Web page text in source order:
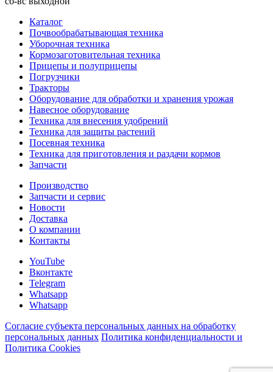
Каталог
Почвообрабатывающая техника
Уборочная техника
Кормозаготовительная техника
Прицепы и полуприцепы
Погрузчики
Тракторы
Оборудование для обработки и хранения урожая
Навесное оборудование
Техника для внесения удобрений
Техника для защиты растений
Посевная техника
Техника для приготовления и раздачи кормов
Запчасти
Производство
Запчасти и сервис
Новости
Доставка
О компании
Контакты
YouTube
Вконтакте
Telegram
Whatsapp
Whatsapp
Согласие субъекта персональных данных на обработку
персональных данных Политика конфиденциальности и
Политика Cookies